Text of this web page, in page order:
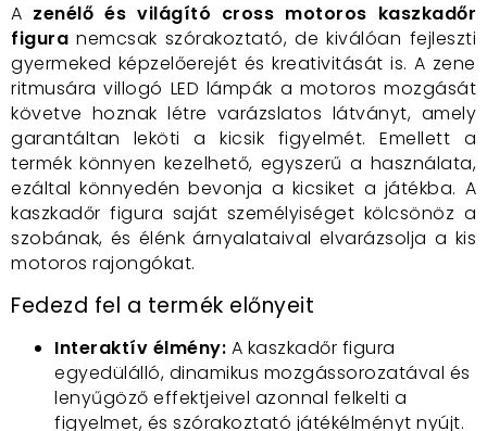
A zenélő és világító cross motoros kaszkadőr
figura nemcsak szórakoztató, de kiválóan fejleszti
gyermeked képzelőerejét és kreativitását is. A zene
ritmusára villogó LED lámpák a motoros mozgását
követve hoznak létre varázslatos látványt, amely
garantáltan leköti a kicsik figyelmét. Emellett a
termék könnyen kezelhető, egyszerű a használata,
ezáltal könnyedén bevonja a kicsiket a játékba. A
kaszkadőr figura saját személyiséget kölcsönöz a
szobának, és élénk árnyalataival elvarázsolja a kis
motoros rajongókat.
Fedezd fel a termék előnyeit
Interaktív élmény: A kaszkadőr figura
egyedülálló, dinamikus mozgássorozatával és
lenyűgöző effektjeivel azonnal felkelti a
figyelmet, és szórakoztató játékélményt nyújt.